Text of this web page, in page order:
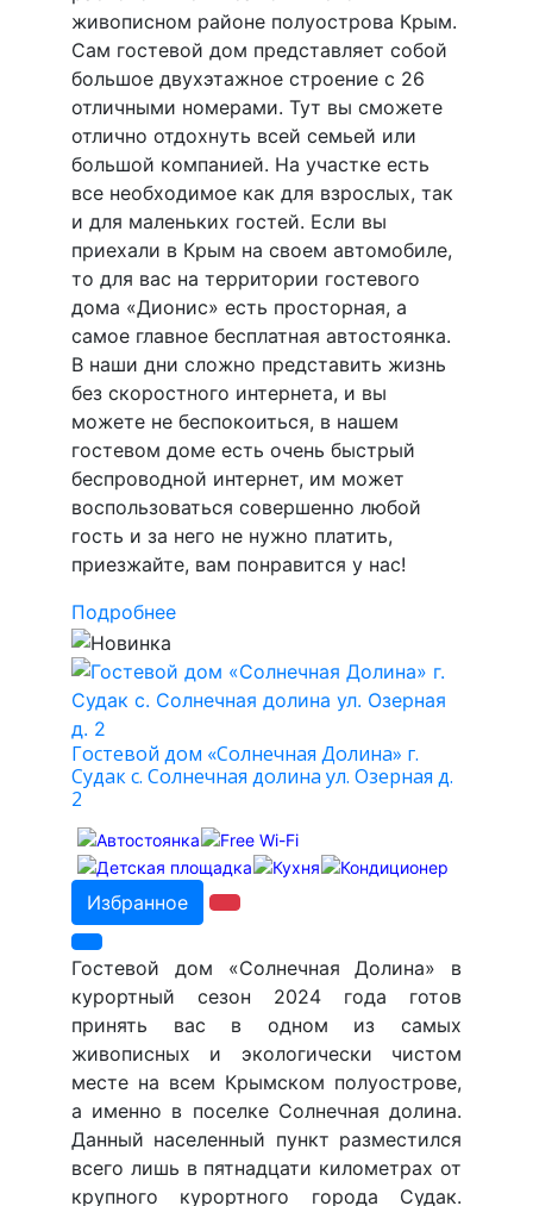
живописном районе полуострова Крым.
Сам гостевой дом представляет собой
большое двухэтажное строение с 26
отличными номерами. Тут вы сможете
отлично отдохнуть всей семьей или
большой компанией. На участке есть
все необходимое как для взрослых, так
и для маленьких гостей. Если вы
приехали в Крым на своем автомобиле,
то для вас на территории гостевого
дома «Дионис» есть просторная, а
самое главное бесплатная автостоянка.
В наши дни сложно представить жизнь
без скоростного интернета, и вы
можете не беспокоиться, в нашем
гостевом доме есть очень быстрый
беспроводной интернет, им может
воспользоваться совершенно любой
гость и за него не нужно платить,
приезжайте, вам понравится у нас!
Подробнее
Гостевой дом «Солнечная Долина» г.
Судак с. Солнечная долина ул. Озерная д.
2
Избранное
Гостевой дом «Солнечная Долина» в
курортный сезон 2024 года готов
принять вас в одном из самых
живописных и экологически чистом
месте на всем Крымском полуострове,
а именно в поселке Солнечная долина.
Данный населенный пункт разместился
всего лишь в пятнадцати километрах от
крупного курортного города Судак.